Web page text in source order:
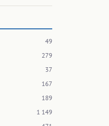
49
279
37
167
189
1 149